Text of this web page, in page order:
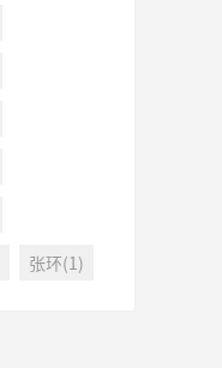
张环(1)